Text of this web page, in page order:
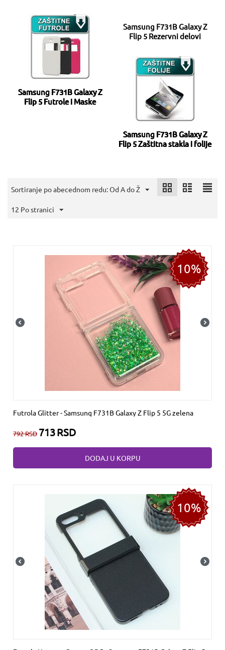
Samsung F731B Galaxy Z
Flip 5 Futrole i Maske
Samsung F731B Galaxy Z
Flip 5 Rezervni delovi
Samsung F731B Galaxy Z
Flip 5 Zaštitna stakla i folije
Sortiranje po abecednom redu: Od A do Ž
12 Po stranici
10%
Futrola Glitter - Samsung F731B Galaxy Z Flip 5 5G zelena
792RSD 713RSD
DODAJ U KORPU
10%